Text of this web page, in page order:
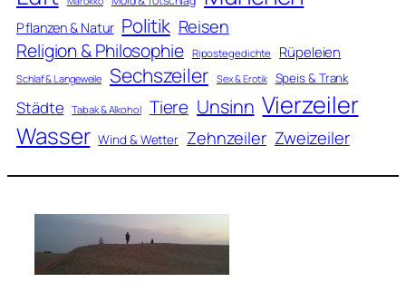
Pflanzen & Natur Politik Reisen
Religion & Philosophie Ripostegedichte Rüpeleien
Schlaf & Langeweile Sechszeiler Sex & Erotik Speis & Trank
Städte Tabak & Alkohol Tiere Unsinn Vierzeiler
Wasser Wind & Wetter Zehnzeiler Zweizeiler